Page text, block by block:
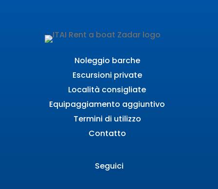
Noleggio barche
Escursioni private
Località consigliate
Equipaggiamento aggiuntivo
Termini di utilizzo
Contatto
Seguici